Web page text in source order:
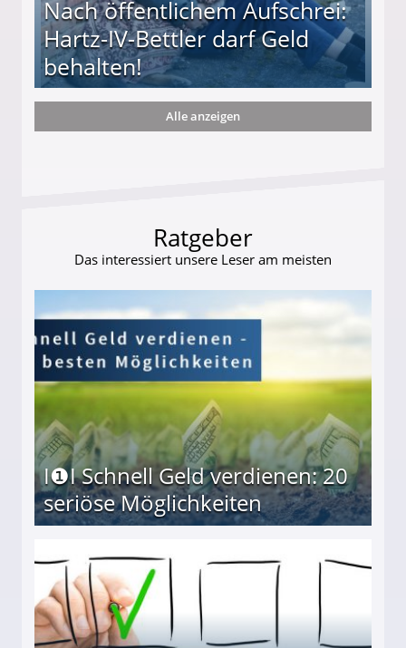
Nach öffentlichem Aufschrei:
Hartz-IV-Bettler darf Geld
behalten!
darf Geld behalten!
Alle anzeigen
Ratgeber
Das interessiert unsere Leser am meisten
I❶I Schnell Geld verdienen: 20
seriöse Möglichkeiten